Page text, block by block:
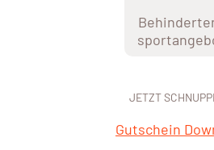
JETZT
Gutschein